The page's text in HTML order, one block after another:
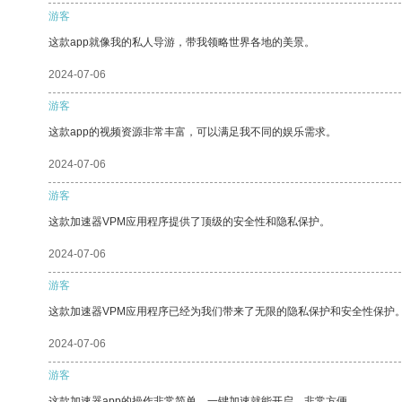
游客
这款app就像我的私人导游，带我领略世界各地的美景。
2024-07-06
游客
这款app的视频资源非常丰富，可以满足我不同的娱乐需求。
2024-07-06
游客
这款加速器VPM应用程序提供了顶级的安全性和隐私保护。
2024-07-06
游客
这款加速器VPM应用程序已经为我们带来了无限的隐私保护和安全性保护
2024-07-06
游客